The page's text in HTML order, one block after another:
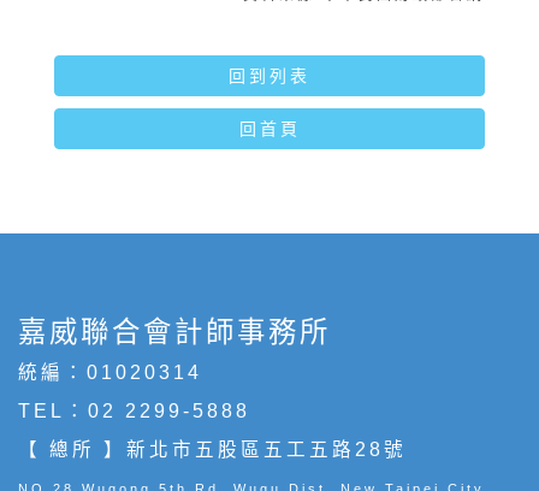
回到列表
回首頁
嘉威聯合會計師事務所
統編：01020314
TEL： 02 2299-5888
【 總所 】新北市五股區五工五路28號